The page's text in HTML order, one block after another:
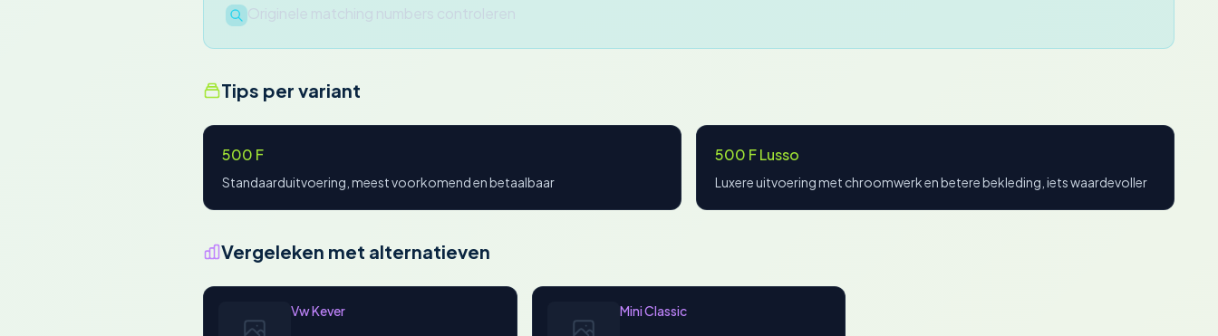
Originele matching numbers controleren
Tips per variant
500 F
Standaarduitvoering, meest voorkomend en betaalbaar
500 F Lusso
Luxere uitvoering met chroomwerk en betere bekleding, iets waardevoller
Vergeleken met alternatieven
Vw Kever Mini Classic